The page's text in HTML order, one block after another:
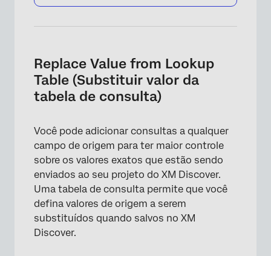
Replace Value from Lookup
Table (Substituir valor da
tabela de consulta)
Você pode adicionar consultas a qualquer
campo de origem para ter maior controle
sobre os valores exatos que estão sendo
enviados ao seu projeto do XM Discover.
Uma tabela de consulta permite que você
defina valores de origem a serem
substituídos quando salvos no XM
Discover.